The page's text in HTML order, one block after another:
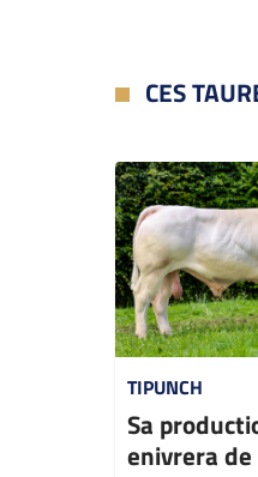
CES
TIPUNCH
Sa
enivrera